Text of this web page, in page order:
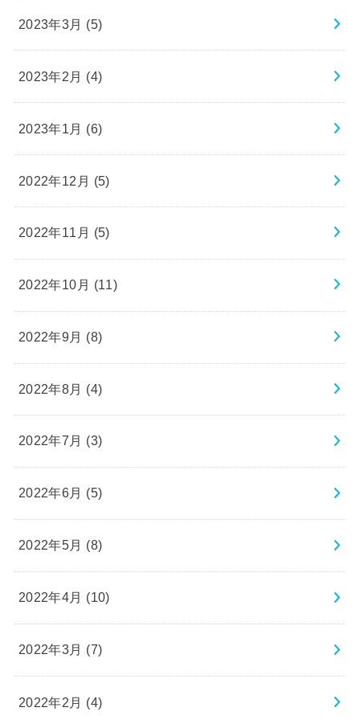
2023年3月 (5)
2023年2月 (4)
2023年1月 (6)
2022年12月 (5)
2022年11月 (5)
2022年10月 (11)
2022年9月 (8)
2022年8月 (4)
2022年7月 (3)
2022年6月 (5)
2022年5月 (8)
2022年4月 (10)
2022年3月 (7)
2022年2月 (4)